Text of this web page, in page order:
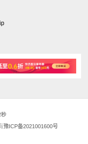
豫ICP备2021001600号